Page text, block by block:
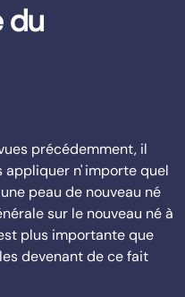
du
précédemment, il
n' importe quel
peau de nouveau né
sur le nouveau né à
plus importante que
devenant de ce fait